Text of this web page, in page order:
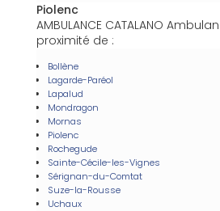
Piolenc
AMBULANCE CATALANO
proximité de :
Bollène
Lagarde-Paréol
Lapalud
Mondragon
Mornas
Piolenc
Rochegude
Sainte-Cécile-les-Vignes
Sérignan-du-Comtat
Suze-la-Rousse
Uchaux